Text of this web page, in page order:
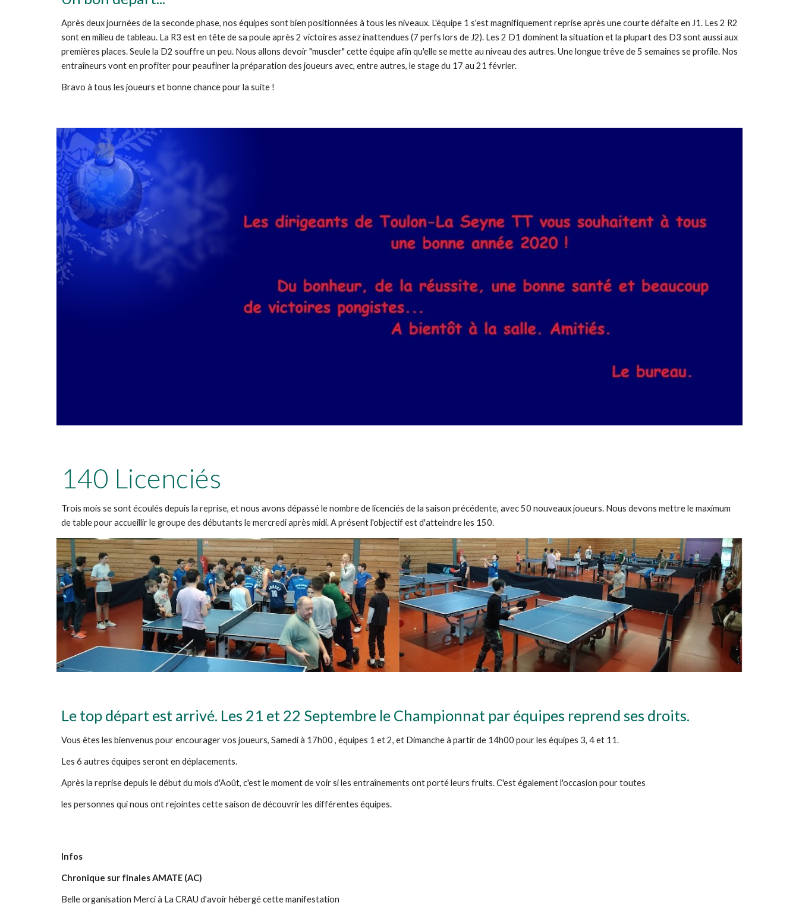
Après deux journées de la seconde phase, nos équipes sont bien positionnées à tous les niveaux. L'équipe 1 s'est magnifiquement reprise après une courte défaite en J1. Les 2 R2
sont en milieu de tableau. La R3 est en tête de sa poule après 2 victoires assez inattendues (7 perfs lors de J2). Les 2 D1 dominent la situation et la plupart des D3 sont aussi aux
premières places. Seule la D2 souffre un peu. Nous allons devoir "muscler" cette équipe afin qu'elle se mette au niveau des autres. Une longue trêve de 5 semaines se profile. Nos
entraîneurs vont en profiter pour peaufiner la préparation des joueurs avec, entre autres, le stage du 17 au 21 février.
Bravo à tous les joueurs et bonne chance pour la suite !
140 Licenciés
Trois mois se sont écoulés depuis la reprise, et nous avons dépassé le nombre de licenciés de la saison précédente, avec 50 nouveaux joueurs. Nous devons mettre le maximum
de table pour accueillir le groupe des débutants le mercredi après midi. A présent l'objectif est d'atteindre les 150.
Le top départ est arrivé. Les 21 et 22 Septembre le Championnat par équipes reprend ses droits.
Vous êtes les bienvenus pour encourager vos joueurs, Samedi à 17h00 , équipes 1 et 2, et Dimanche à partir de 14h00 pour les équipes 3, 4 et 11.
Les 6 autres équipes seront en déplacements.
Après la reprise depuis le début du mois d'Août, c'est le moment de voir si les entraînements ont porté leurs fruits. C'est également l'occasion pour toutes
les personnes qui nous ont rejointes cette saison de découvrir les différentes équipes.
Infos
Chronique sur finales AMATE (AC)
Belle organisation Merci à La CRAU d'avoir hébergé cette manifestation